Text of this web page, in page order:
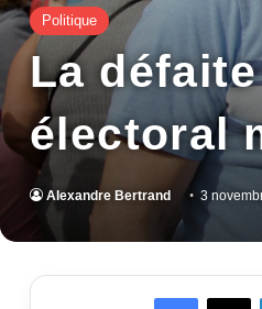
Politique
La
électoral
Alexandre Bertrand 3
FacebookX